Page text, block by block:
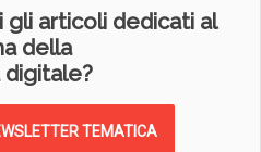
articoli dedicati al
della
digitale?
TEMATICA